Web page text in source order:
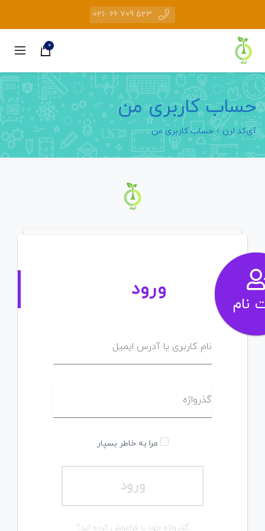
523 709 66 -021
0
حساب کاربری من
آی‌کد لرن حساب کاربری من
ورود
نام کاربری یا آدرس ایمیل
گذرواژه
مرا به خاطر بسپار
ورود
گذرواژه خود را فراموش کرده اید؟